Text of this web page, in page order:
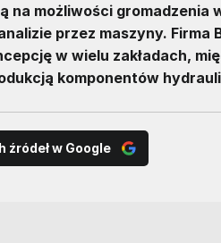
na możliwości
przez maszyny. Firma
w wielu zakładach,
komponentów
źródeł w Google